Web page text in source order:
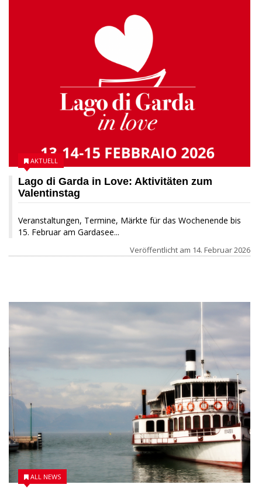
Lago di Garda in Love: Aktivitäten zum
Valentinstag
Veranstaltungen, Termine, Märkte für das Wochenende bis
15. Februar am Gardasee...
AKTUELL
Veröffentlicht am 14. Februar 2026
21 DEZEMBER 2025
ALL NEWS